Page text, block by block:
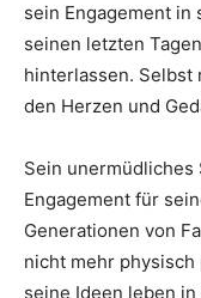
sein Engagement in
seinen letzten
hinterlassen. Selbst
den Herzen und
Sein unermüdliches
Engagement für
Generationen von
nicht mehr
seine Ideen leben